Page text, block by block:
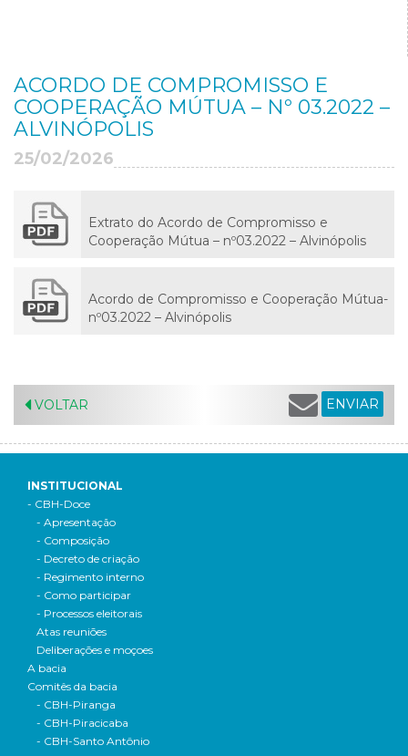
ACORDO DE COMPROMISSO E
COOPERAÇÃO MÚTUA – Nº 03.2022 –
ALVINÓPOLIS
25/02/2026
Extrato do Acordo de Compromisso e
Cooperação Mútua – nº03.2022 – Alvinópolis
Acordo de Compromisso e Cooperação Mútua-
nº03.2022 – Alvinópolis
VOLTAR ENVIAR
INSTITUCIONAL
- CBH-Doce
- Apresentação
- Composição
- Decreto de criação
- Regimento interno
- Como participar
- Processos eleitorais
Atas reuniões
Deliberações e moçoes
A bacia
Comitês da bacia
- CBH-Piranga
- CBH-Piracicaba
- CBH-Santo Antônio